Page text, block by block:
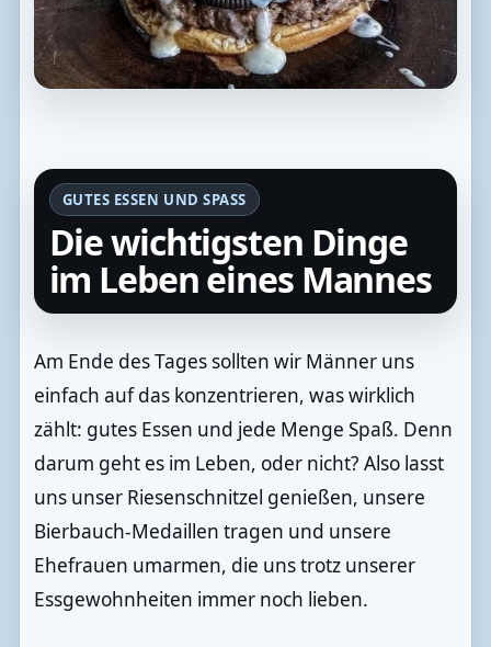
GUTES ESSEN UND SPASS
Die wichtigsten Dinge
im Leben eines Mannes
Am Ende des Tages sollten wir Männer uns
einfach auf das konzentrieren, was wirklich
zählt: gutes Essen und jede Menge Spaß. Denn
darum geht es im Leben, oder nicht? Also lasst
uns unser Riesenschnitzel genießen, unsere
Bierbauch-Medaillen tragen und unsere
Ehefrauen umarmen, die uns trotz unserer
Essgewohnheiten immer noch lieben.